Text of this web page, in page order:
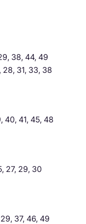
38, 44, 49
28, 31, 33, 38
40, 41, 45, 48
27, 29, 30
37, 46, 49